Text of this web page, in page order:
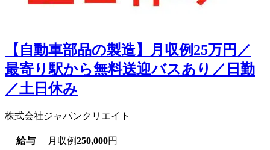
【自動車部品の製造】月収例25万円／
最寄り駅から無料送迎バスあり／日勤
／土日休み
株式会社ジャパンクリエイト
給与 月収例250,000円